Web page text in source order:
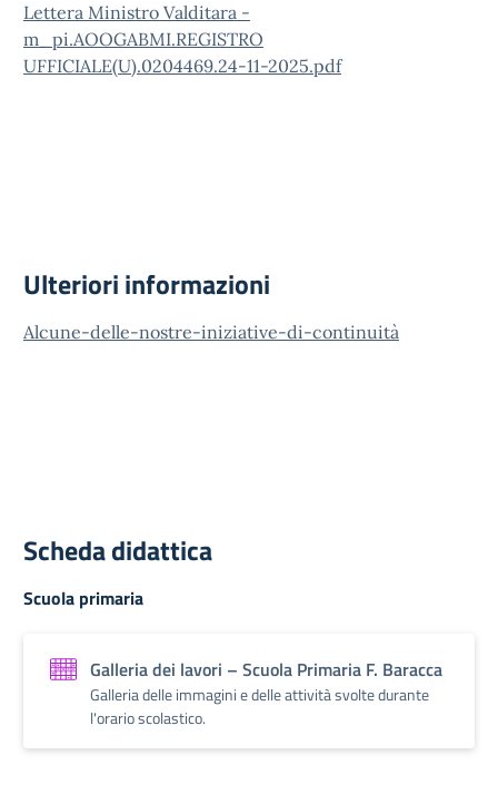
Lettera Ministro Valditara -
m_pi.AOOGABMI.REGISTRO
UFFICIALE(U).0204469.24-11-2025.pdf
Ulteriori informazioni
Alcune-delle-nostre-iniziative-di-continuità
Scheda didattica
Scuola primaria
Galleria dei lavori – Scuola Primaria F. Baracca
Galleria delle immagini e delle attività svolte durante
l'orario scolastico.